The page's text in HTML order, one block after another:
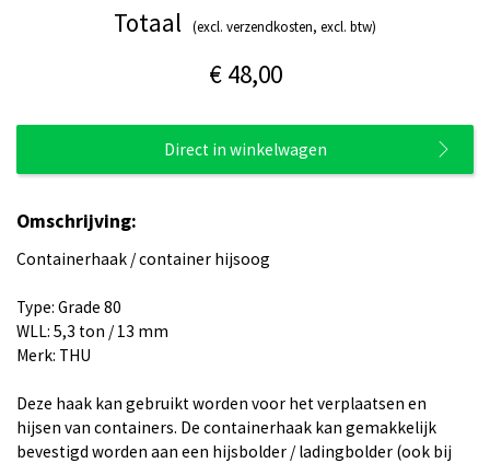
Totaal (excl. verzendkosten, excl. btw)
€ 48,00
Direct in winkelwagen
Omschrijving:
Containerhaak / container hijsoog
Type: Grade 80
WLL: 5,3 ton / 13 mm
Merk: THU
Deze haak kan gebruikt worden voor het verplaatsen en
hijsen van containers. De containerhaak kan gemakkelijk
bevestigd worden aan een hijsbolder / ladingbolder (ook bij